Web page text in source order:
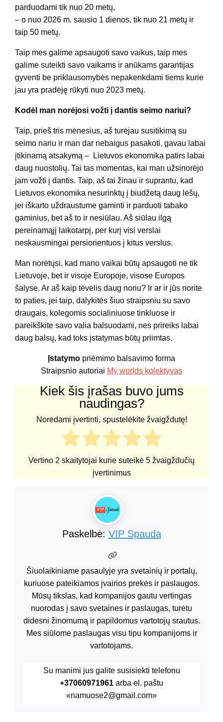
parduodami tik nuo 20 metų,
– o nuo 2026 m. sausio 1 dienos, tik nuo 21 metų ir
taip 50 metų.
Taip mes galime apsaugoti savo vaikus, taip mes
galime suteikti savo vaikams ir anūkams garantijas
gyventi be priklausomybės nepakenkdami tiems kurie
jau yra pradėję rūkyti nuo 2023 metų.
Kodėl man norėjosi vožti į dantis seimo nariui?
Taip, prieš tris mėnesius, aš turėjau susitikimą su
seimo nariu ir man dar nebaigus pasakoti, gavau labai
įtikinamą atsakymą – Lietuvos ekonomika patirs labai
daug nuostolių. Tai tas momentas, kai man užsinorėjo
jam vožti į dantis. Taip, aš tai žinau ir suprantu, kad
Lietuvos ekonomika nesurinktų į biudžetą daug lėšų,
jei iškarto uždraustume gaminti ir parduoti tabako
gaminius, bet aš to ir nesiūlau. Aš siūlau ilgą
pereinamąjį laikotarpį, per kurį visi verslai
neskausmingai persiorientuos į kitus verslus.
Man norėtųsi, kad mano vaikai būtų apsaugoti ne tik
Lietuvoje, bet ir visoje Europoje, visose Europos
šalyse. Ar aš kaip tėvelis daug noriu? Ir ar ir jūs norite
to paties, jei taip, dalykitės šiuo straipsniu su savo
draugais, kolegomis socialiniuose tinkluose ir
pareikškite savo valia balsuodami, nes prireiks labai
daug balsų, kad toks įstatymas būtų priimtas.
Įstatymo priėmimo balsavimo forma
Straipsnio autoriai My worlds kolektyvas
Kiek šis įrašas buvo jums
naudingas?
Norėdami įvertinti, spustelėkite žvaigždutę!
Vertino 2 skaitytojai kurie suteikė 5 žvaigždučių
įvertinimus
Paskelbė: VIP Spauda
Šiuolaikiniame pasaulyje yra svetainių ir portalų,
kuriuose pateikiamos įvairios prekės ir paslaugos.
Mūsų tikslas, kad kompanijos gautu vertingas
nuorodas į savo svetaines ir paslaugas, turėtu
didesni žinomumą ir papildomus vartotojų srautus.
Mes siūlome paslaugas visu tipu kompanijoms ir
vartotojams.
Su manimi jus galite susisiekti telefonu
+37060971961 arba el. paštu
«namuose2@gmail.com»